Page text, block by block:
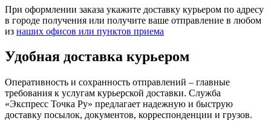
При оформлении заказа укажите доставку курьером по адресу
в городе получения или получите ваше отправление в любом
из наших офисов или пунктов приема
Удобная доставка курьером
Оперативность и сохранность отправлений – главные
требования к услугам курьерской доставки. Служба
«Экспресс Точка Ру» предлагает надежную и быструю
доставку посылок, документов, корреспонденции и грузов.